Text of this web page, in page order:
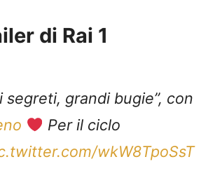
di Rai 1
segreti, grandi bugie”, con
Per il ciclo
wkW8TpoSsT